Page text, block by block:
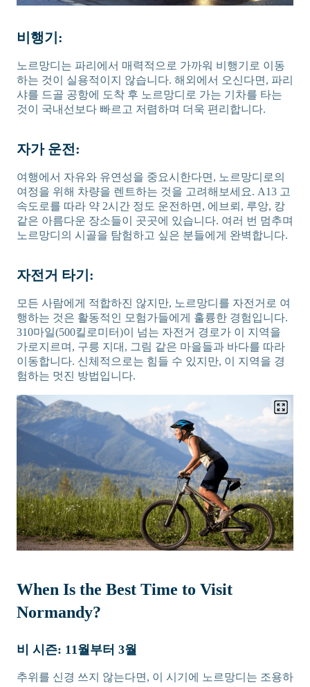
비행기:
노르망디는 파리에서 매력적으로 가까워 비행기로 이동
하는 것이 실용적이지 않습니다. 해외에서 오신다면, 파리
샤를 드골 공항에 도착 후 노르망디로 가는 기차를 타는
것이 국내선보다 빠르고 저렴하며 더욱 편리합니다.
자가 운전:
여행에서 자유와 유연성을 중요시한다면, 노르망디로의
여정을 위해 차량을 렌트하는 것을 고려해보세요. A13 고
속도로를 따라 약 2시간 정도 운전하면, 에브뢰, 루앙, 캉
같은 아름다운 장소들이 곳곳에 있습니다. 여러 번 멈추며
노르망디의 시골을 탐험하고 싶은 분들에게 완벽합니다.
자전거 타기:
모든 사람에게 적합하진 않지만, 노르망디를 자전거로 여
행하는 것은 활동적인 모험가들에게 훌륭한 경험입니다.
310마일(500킬로미터)이 넘는 자전거 경로가 이 지역을
가로지르며, 구릉 지대, 그림 같은 마을들과 바다를 따라
이동합니다. 신체적으로는 힘들 수 있지만, 이 지역을 경
험하는 멋진 방법입니다.
When Is the Best Time to Visit
Normandy?
비 시즌: 11월부터 3월
추위를 신경 쓰지 않는다면, 이 시기에 노르망디는 조용하